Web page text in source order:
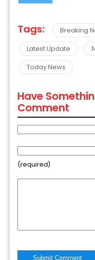
Tags: Breaking
Latest Update
Today News
Have
Comment
(required)